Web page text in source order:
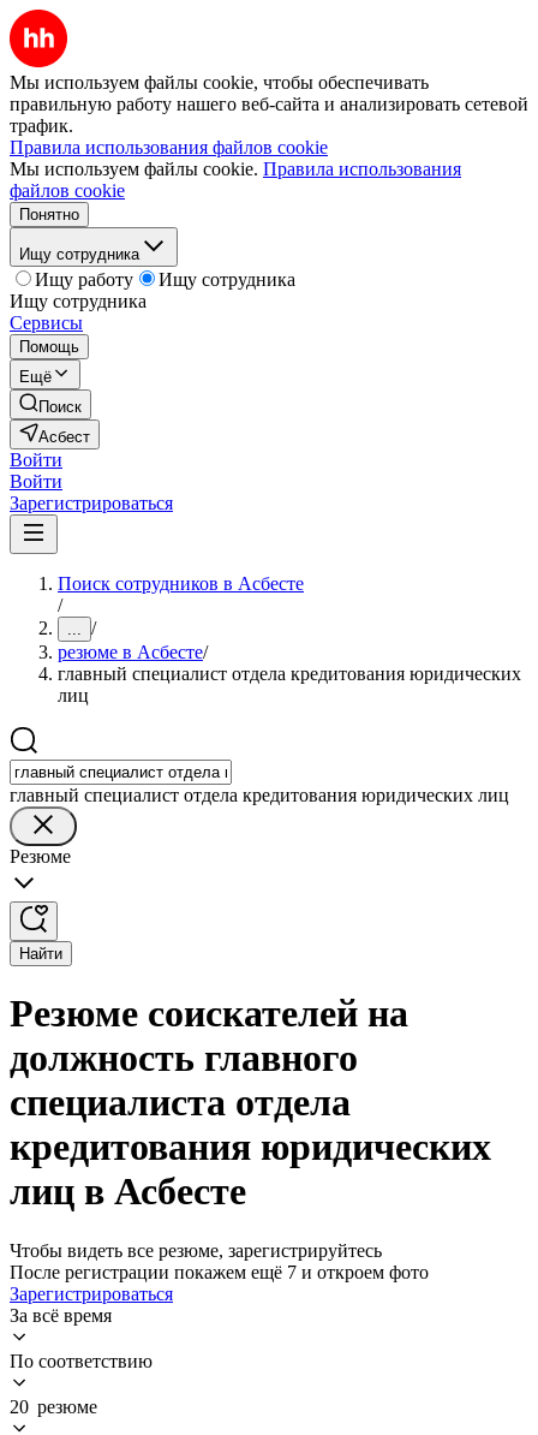
Мы используем файлы cookie, чтобы обеспечивать
правильную работу нашего веб-сайта и анализировать сетевой
трафик.
Правила использования файлов cookie
Мы используем файлы cookie. Правила использования
файлов cookie
Понятно
Ищу сотрудника
Ищу работу
Ищу сотрудника
Ищу сотрудника
Сервисы
Помощь
Ещё
Поиск
Асбест
Войти
Войти
Зарегистрироваться
Поиск сотрудников в Асбесте
/
... /
резюме в Асбесте/
главный специалист отдела кредитования юридических
лиц
главный специалист отдела кредитования юридических лиц
Резюме
Найти
Резюме соискателей на
должность главного
специалиста отдела
кредитования юридических
лиц в Асбесте
Чтобы видеть все резюме, зарегистрируйтесь
После регистрации покажем ещё 7 и откроем фото
Зарегистрироваться
За всё время
По соответствию
20 резюме